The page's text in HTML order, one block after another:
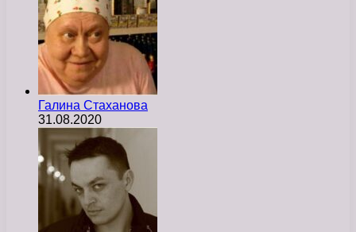
Галина Стаханова
31.08.2020